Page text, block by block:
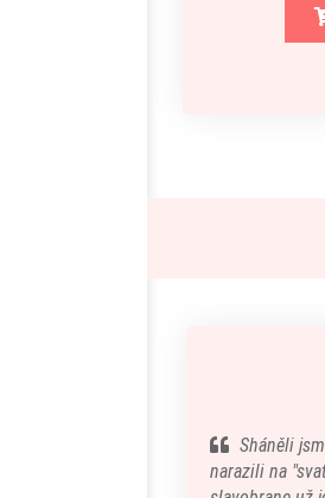
Sháněli
narazili na